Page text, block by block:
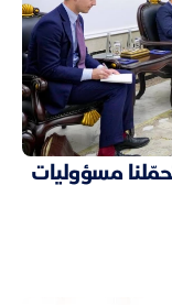
مسؤوليات